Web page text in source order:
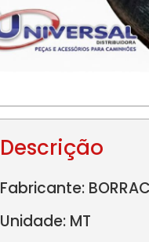
Descrição
Fabricante:
Unidade: MT